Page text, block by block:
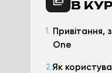
В
1.
Привітання,
One
2.Як